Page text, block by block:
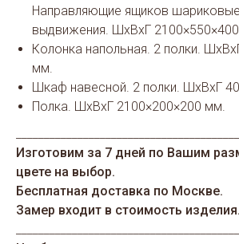
Направляющие ящиков
выдвижения. ШхВхГ
Колонка напольная. 2 полки.
мм.
Шкаф навесной. 2 полки. ШхВхГ
Полка. ШхВхГ 2100×200×200 мм.
Изготовим за 7 дней по Вашим
цвете на выбор.
Бесплатная доставка по Москве.
Замер входит в стоимость изделия.